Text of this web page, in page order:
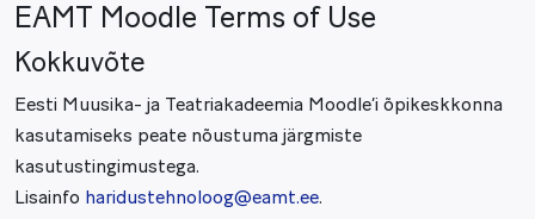
EAMT Moodle Terms of Use
Kokkuvõte
Eesti Muusika- ja Teatriakadeemia Moodle’i õpikeskkonna
kasutamiseks peate nõustuma järgmiste
kasutustingimustega.
Lisainfo haridustehnoloog@eamt.ee.